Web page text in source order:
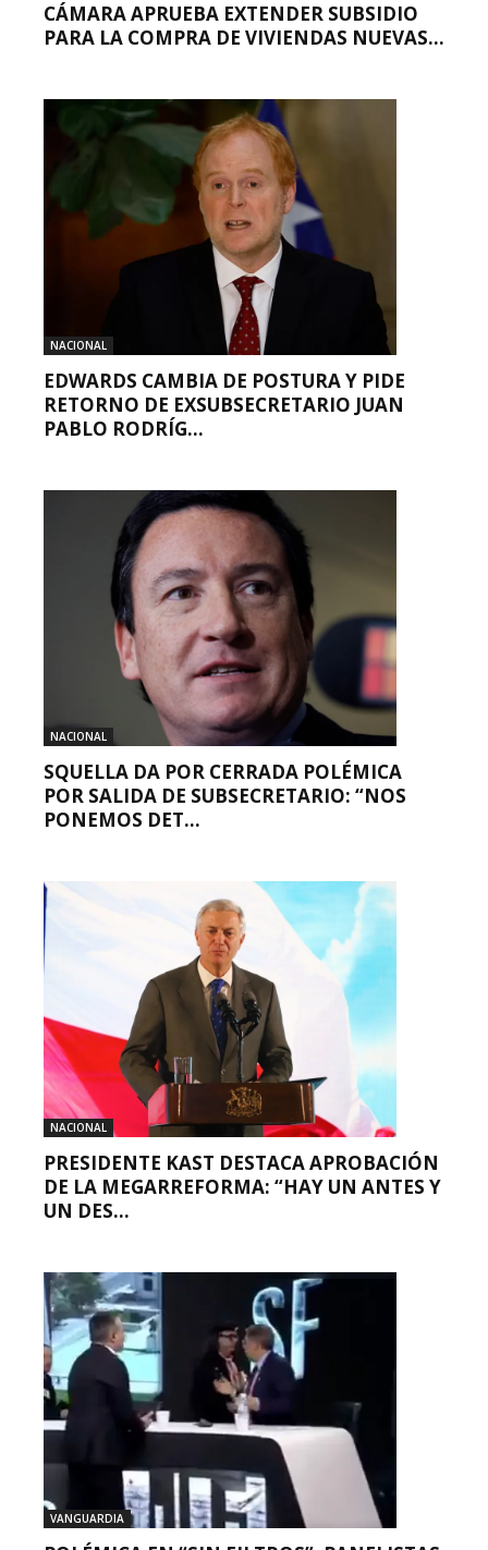
CÁMARA APRUEBA EXTENDER SUBSIDIO
PARA LA COMPRA DE VIVIENDAS NUEVAS...
NACIONAL
EDWARDS CAMBIA DE POSTURA Y PIDE
RETORNO DE EXSUBSECRETARIO JUAN
PABLO RODRÍG...
NACIONAL
SQUELLA DA POR CERRADA POLÉMICA
POR SALIDA DE SUBSECRETARIO: “NOS
PONEMOS DET...
NACIONAL
PRESIDENTE KAST DESTACA APROBACIÓN
DE LA MEGARREFORMA: “HAY UN ANTES Y
UN DES...
VANGUARDIA